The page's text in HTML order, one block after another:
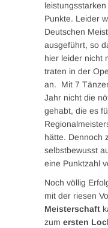
Punkte. Leider
Deutschen
ausgeführt, so
hier leider nicht
traten in der
an. Mit 7
Jahr nicht die
gehabt, die es
hätte. Dennoch
selbstbewusst
eine Punktzahl
Noch völlig
mit der riesen
Meisterschaft
zum ersten